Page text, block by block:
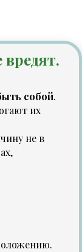
собой.
их
не в